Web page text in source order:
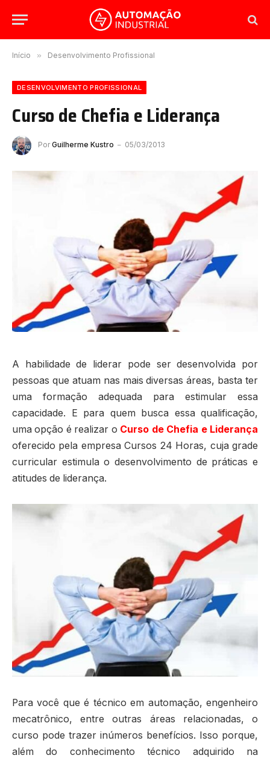
Início » Desenvolvimento Profissional
DESENVOLVIMENTO PROFISSIONAL
Curso de Chefia e Liderança
Por Guilherme Kustro 05/03/2013
A habilidade de liderar pode ser desenvolvida por
pessoas que atuam nas mais diversas áreas, basta ter
uma formação adequada para estimular essa
capacidade. E para quem busca essa qualificação,
uma opção é realizar o Curso de Chefia e Liderança
oferecido pela empresa Cursos 24 Horas, cuja grade
curricular estimula o desenvolvimento de práticas e
atitudes de liderança.
Para você que é técnico em automação, engenheiro
mecatrônico, entre outras áreas relacionadas, o
curso pode trazer inúmeros benefícios. Isso porque,
além do conhecimento técnico adquirido na